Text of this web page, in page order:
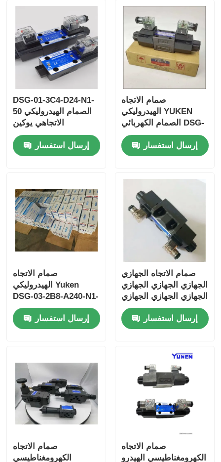
DSG-01-3C4-D24-N1-
50 الصمام الهيدروليكي
الاتجاهي يوكين
إرسال استفسار
صمام الاتجاه
الهيدروليكي YUKEN
الصمام الكهربائي DSG-
03-2B2B-D24-N1-50
إرسال استفسار
صمام الاتجاه
الهيدروليكي Yuken
DSG-03-2B8-A240-N1-
50 DSG-03-2B2B-
A240-N1-50إرسال استفسار
صمام الاتجاه الجهازي
الجهازي الجهازي الجهازي
الجهازي الجهازي الجهازي
الجهازي الجهازي الجهازي
الجهازي الجهازي الجهازي
الجهازي الجهازي الجهازي
الجهازي الجهازي الجهازي
الجهازي الجهازي الجهازي
إرسال استفسار
صمام الاتجاه
الكهرومغناطيسي
صمام الاتجاه
الكهرومغناطيسي الهيدرو